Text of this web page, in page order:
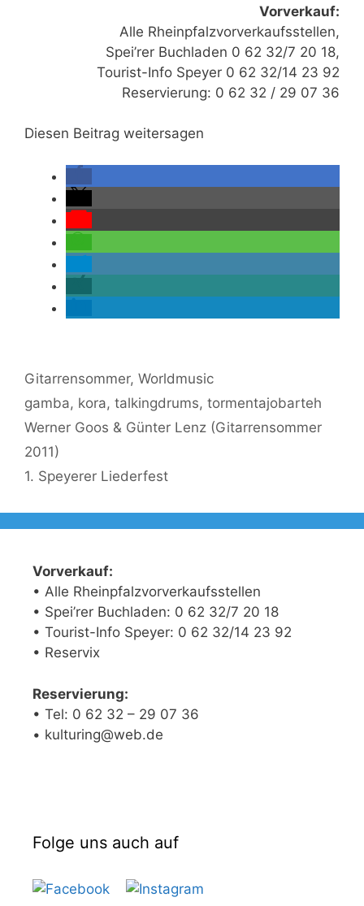
Vorverkauf:
Alle Rheinpfalzvorverkaufsstellen,
Spei’rer Buchladen 0 62 32/7 20 18,
Tourist-Info Speyer 0 62 32/14 23 92
Reservierung: 0 62 32 / 29 07 36
Diesen Beitrag weitersagen
Kategorien
Gitarrensommer, Worldmusic
Schlagwörter
gamba, kora, talkingdrums, tormentajobarteh
Werner Goos & Günter Lenz (Gitarrensommer
2011)
1. Speyerer Liederfest
Vorverkauf:
• Alle Rheinpfalzvorverkaufsstellen
• Spei’rer Buchladen: 0 62 32/7 20 18
• Tourist-Info Speyer: 0 62 32/14 23 92
• Reservix
Reservierung:
• Tel: 0 62 32 – 29 07 36
• kulturing@web.de
Folge uns auch auf